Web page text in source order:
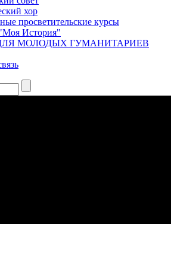
хор
просветительские курсы
История"
МОЛОДЫХ ГУМАНИТАРИЕВ